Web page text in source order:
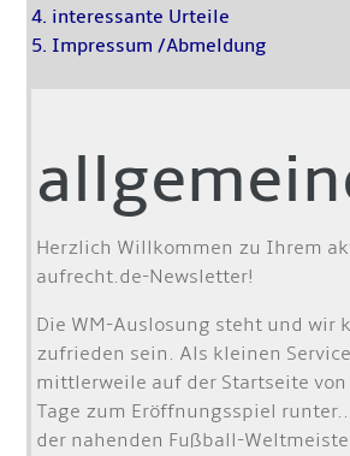
4. interessante Urteile
5. Impressum /Abmeldung
Herzlich Willkommen zu Ihrem
aufrecht.de-Newsletter!
Die WM-Auslosung steht und wir
zufrieden sein. Als kleinen
mittlerweile auf der Startseite
Tage zum Eröffnungsspiel
der nahenden Fußball-